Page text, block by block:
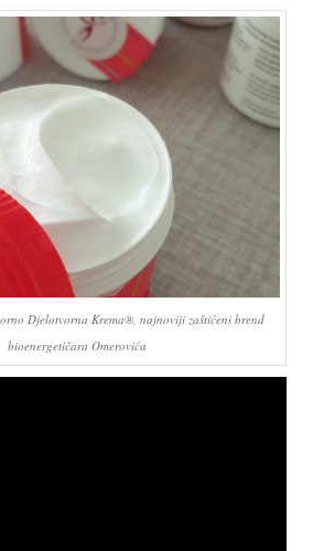
Djelotvorna Krema®, najnoviji zaštićeni brend
bioenergetičara Omerovića